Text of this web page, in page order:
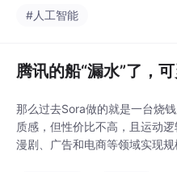
一统"并非指某一家公司通吃所
#人工智能
腾讯的船“漏水”了，
那么过去Sora做的就是一台烧
质感，但性价比不高，且运动
漫剧、广告和电商等领域实现